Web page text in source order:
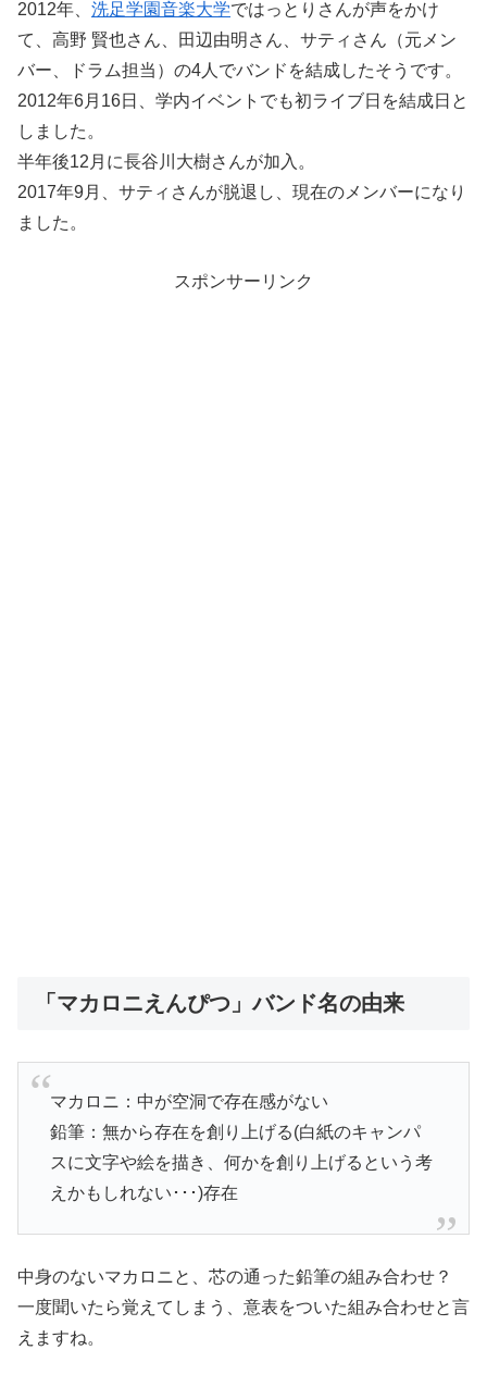
2012年、 洗足学園音楽大学ではっとりさんが声をかけ
て、高野 賢也さん、田辺由明さん、サティさん（元メン
バー、ドラム担当）の4人でバンドを結成したそうです。
2012年6月16日、学内イベントでも初ライブ日を結成日と
しました。
半年後12月に長谷川大樹さんが加入。
2017年9月、サティさんが脱退し、現在のメンバーになり
ました。
スポンサーリンク
「マカロニえんぴつ」バンド名の由来
マカロニ：中が空洞で存在感がない
鉛筆：無から存在を創り上げる(白紙のキャンパ
スに文字や絵を描き、何かを創り上げるという考
えかもしれない･･･)存在
中身のないマカロニと、芯の通った鉛筆の組み合わせ？
一度聞いたら覚えてしまう、意表をついた組み合わせと言
えますね。